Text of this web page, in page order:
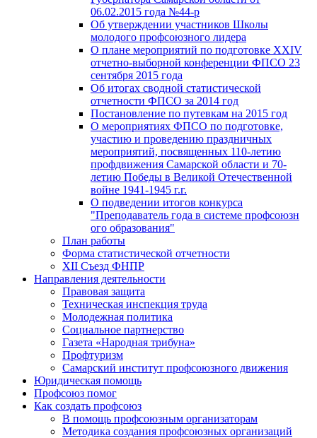
06.02.2015 года №44-р
Об утверждении участников Школы
молодого профсоюзного лидера
О плане мероприятий по подготовке XXIV
отчетно-выборной конференции ФПСО 23
сентября 2015 года
Об итогах сводной статистической
отчетности ФПСО за 2014 год
Постановление по путевкам на 2015 год
О мероприятиях ФПСО по подготовке,
участию и проведению праздничных
мероприятий, посвященных 110-летию
профдвижения Самарской области и 70-
летию Победы в Великой Отечественной
войне 1941-1945 г.г.
О подведении итогов конкурса
"Преподаватель года в системе профсоюзн
ого образования"
План работы
Форма статистической отчетности
XII Съезд ФНПР
Направления деятельности
Правовая защита
Техническая инспекция труда
Молодежная политика
Социальное партнерство
Газета «Народная трибуна»
Профтуризм
Самарский институт профсоюзного движения
Юридическая помощь
Профсоюз помог
Как создать профсоюз
В помощь профсоюзным организаторам
Методика создания профсоюзных организаций